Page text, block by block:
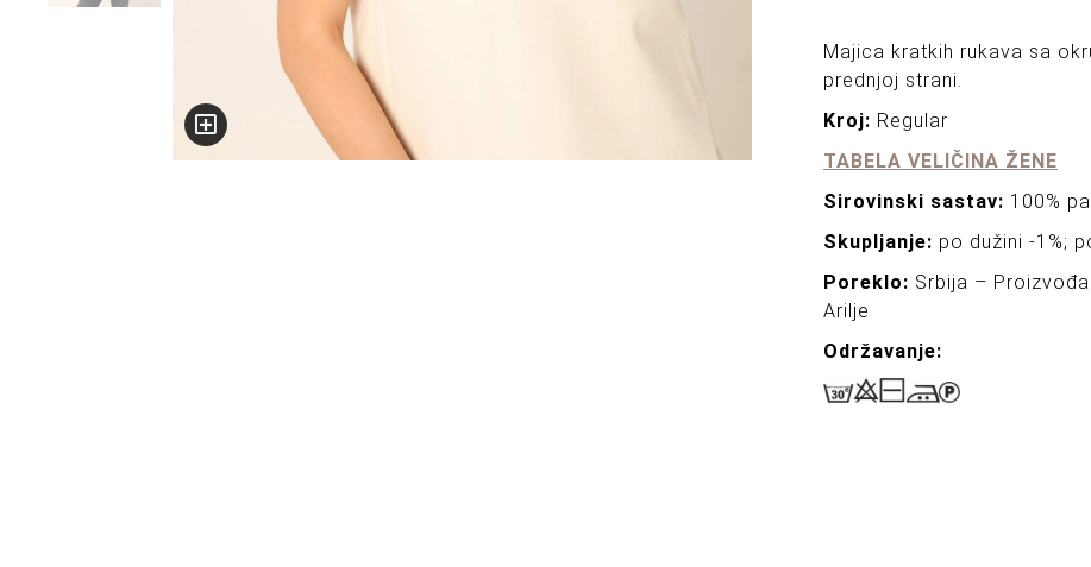
Majica kratkih rukava sa
prednjoj strani.
Kroj: Regular
TABELA VELIČINA ŽENE
Sirovinski sastav: 100%
Skupljanje: po dužini -1%;
Poreklo: Srbija –
Arilje
Održavanje: